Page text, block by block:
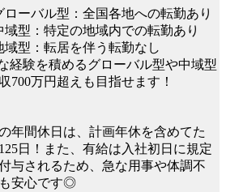
ローバル型：全国各地への転勤あり
域型：特定の地域内での転勤あり
域型：転居を伴う転勤なし
経験を積めるグローバル型や中域型
700万円超えも目指せます！
年間休日は、計画年休を含めてた
日！また、有給は入社初日に規定
与されるため、急な用事や体調不
安心です◎